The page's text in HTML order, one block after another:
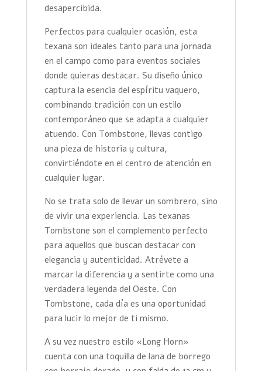
desapercibida.
Perfectos para cualquier ocasión, esta
texana son ideales tanto para una jornada
en el campo como para eventos sociales
donde quieras destacar. Su diseño único
captura la esencia del espíritu vaquero,
combinando tradición con un estilo
contemporáneo que se adapta a cualquier
atuendo. Con Tombstone, llevas contigo
una pieza de historia y cultura,
convirtiéndote en el centro de atención en
cualquier lugar.
No se trata solo de llevar un sombrero, sino
de vivir una experiencia. Las texanas
Tombstone son el complemento perfecto
para aquellos que buscan destacar con
elegancia y autenticidad. Atrévete a
marcar la diferencia y a sentirte como una
verdadera leyenda del Oeste. Con
Tombstone, cada día es una oportunidad
para lucir lo mejor de ti mismo.
A su vez nuestro estilo «Long Horn»
cuenta con una toquilla de lana de borrego